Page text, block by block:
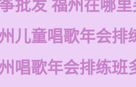
批发 福州在哪
儿童唱歌年会排
唱歌年会排练班